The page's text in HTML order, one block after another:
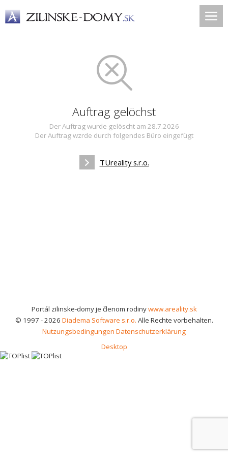
Auftrag gelöchst
Der Auftrag wurde gelöscht am 28.7.2026
Der Auftrag wzrde durch folgendes Büro eingefügt
TUreality s.r.o.
Portál zilinske-domy je členom rodinywww.areality.sk
© 1997 - 2026 Diadema Software s.r.o. Alle Rechte vorbehalten.
Nutzungsbedingungen Datenschutzerklärung
Desktop